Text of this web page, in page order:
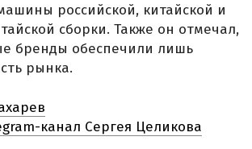
российской, китайской и
сборки. Также он отмечал,
бренды обеспечили лишь
рынка.
канал Сергея Целикова